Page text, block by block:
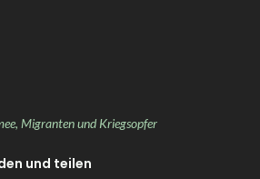
Migranten und Kriegsopfer
und teilen